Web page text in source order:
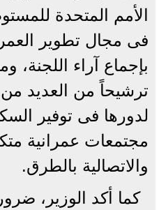
فى مجال تطوير
ترشيحاً من العديد من
لدورها فى توفير
مجتمعات عمرانية
والاتصالية بالطرق.
كما أكد الوزير،